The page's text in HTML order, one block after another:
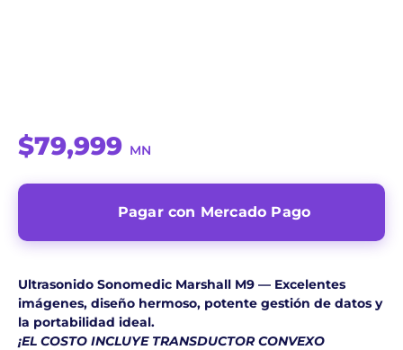
$79,999 MN
Pagar con Mercado Pago
Ultrasonido Sonomedic Marshall M9 — Excelentes
imágenes, diseño hermoso, potente gestión de datos y
la portabilidad ideal.
¡EL COSTO INCLUYE TRANSDUCTOR CONVEXO